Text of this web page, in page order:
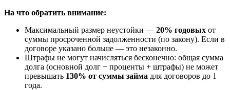
На что обратить внимание:
Максимальный размер неустойки — 20% годовых от
суммы просроченной задолженности (по закону). Если в
договоре указано больше — это незаконно.
Штрафы не могут начисляться бесконечно: общая сумма
долга (основной долг + проценты + штрафы) не может
превышать 130% от суммы займа для договоров до 1
года.